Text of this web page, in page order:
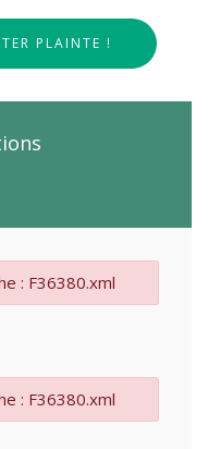
PLAINTE !
: F36380.xml
: F36380.xml